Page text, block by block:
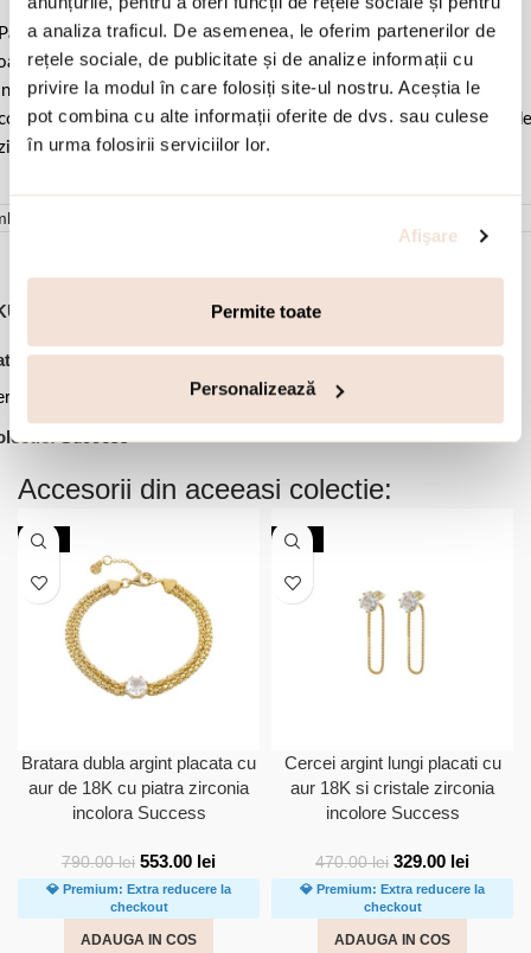
a analiza traficul. De asemenea, le oferim partenerilor de
rețele sociale, de publicitate și de analize informații cu
privire la modul în care folosiți site-ul nostru. Aceștia le
pot combina cu alte informații oferite de dvs. sau culese
în urma folosirii serviciilor lor.
Afişare
Permite toate
Personalizează
bijuteria in ambalajul original sau intr-un saculet de catifea
pentru a evita frecarea sau lovirea de alte materiale. Evitati
cu apa si produsele cosmetice. Dupa fiecare purtare este
sa o lustruiti cu o laveta curata pentru a evita depunerea de
Bijuterii dama, Cercei, Cercei argint, Cercei cu surub,
lungi Cercei statement, Ofertele lunii
Success
Accesorii din aceeasi colectie:
-30%
Bratara dubla argint placata cu
aur de 18K cu piatra zirconia
incolora Success
790.00lei 553.00 lei
💎 Premium: Extra reducere la
checkout
ADAUGA IN COS
-30%
Cercei argint lungi placati cu
aur 18K si cristale zirconia
incolore Success
470.00lei 329.00 lei
💎 Premium: Extra reducere la
checkout
ADAUGA IN COS